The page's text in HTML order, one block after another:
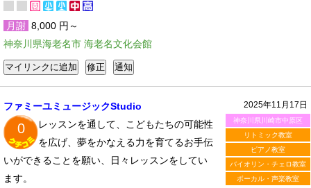
月謝 8,000 円～
神奈川県海老名市 海老名文化会館
2025年11月17日
神奈川県川崎市中原区
リトミック教室
ピアノ教室
バイオリン・チェロ教室
ボーカル・声楽教室
ファミーユミュージックStudio
0
レッスンを通して、こどもたちの可能性
を広げ、夢をかなえる力を育てるお手伝
いができることを願い、日々レッスンをしてい
ます。